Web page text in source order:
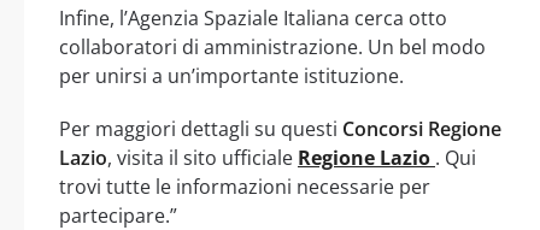
Infine, l’Agenzia Spaziale Italiana cerca otto
collaboratori di amministrazione. Un bel modo
per unirsi a un’importante istituzione.
Per maggiori dettagli su questi Concorsi Regione
Lazio, visita il sito ufficiale Regione Lazio . Qui
trovi tutte le informazioni necessarie per
partecipare.”